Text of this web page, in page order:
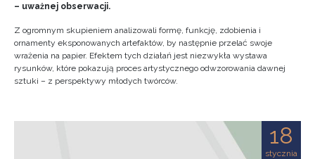
– uważnej obserwacji.
Z ogromnym skupieniem analizowali formę, funkcję, zdobienia i
ornamenty eksponowanych artefaktów, by następnie przelać swoje
wrażenia na papier. Efektem tych działań jest niezwykła wystawa
rysunków, które pokazują proces artystycznego odwzorowania dawnej
sztuki – z perspektywy młodych twórców.
18
stycznia